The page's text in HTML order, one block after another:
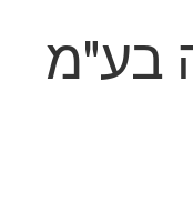
בע"מ